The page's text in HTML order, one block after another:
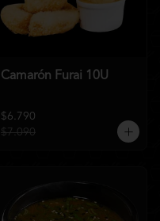
Camarón Furai 10U
$6.790
$7.090